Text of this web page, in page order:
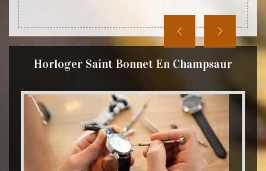
Horloger Saint Bonnet En Champsaur